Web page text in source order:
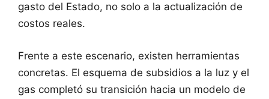
gasto del Estado, no solo a la actualización de
costos reales.
Frente a este escenario, existen herramientas
concretas. El esquema de subsidios a la luz y el
gas completó su transición hacia un modelo de